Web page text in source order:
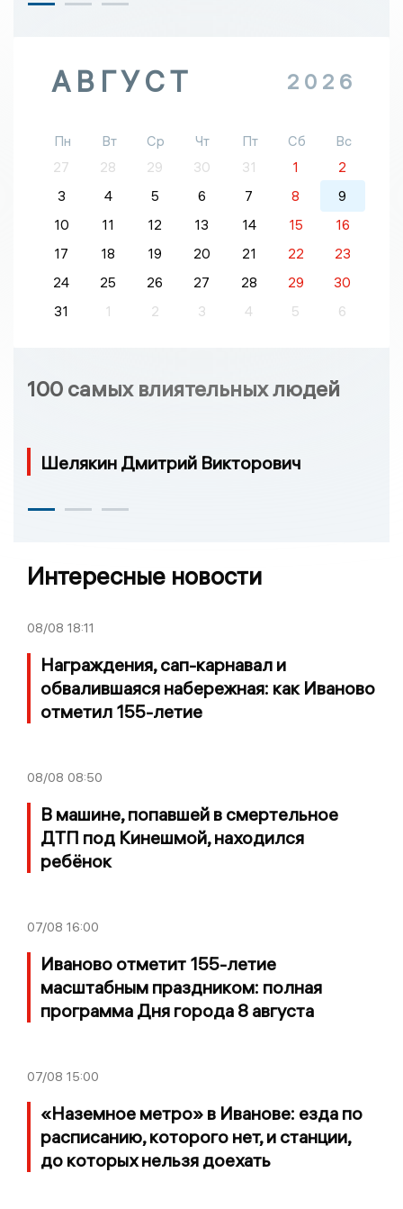
АВГУСТ 2026
Пн Вт Ср Чт Пт Сб
Вс
27
28 29 30 31 1
2
3
4 5 6 7 8
9
10
11 12 13 14 15
16
17
18 19 20 21 22
23
24
25 26 27 28 29
30
31
1 2 3 4 5 6
100 самых влиятельных людей
Шелякин Дмитрий Викторович
Интересные новости
08/08 18:11
Награждения, сап-карнавал и
обвалившаяся набережная: как Иваново
отметил 155-летие
08/08 08:50
В машине, попавшей в смертельное
ДТП под Кинешмой, находился
ребёнок
07/08 16:00
Иваново отметит 155-летие
масштабным праздником: полная
программа Дня города 8 августа
07/08 15:00
«Наземное метро» в Иванове: езда по
расписанию, которого нет, и станции,
до которых нельзя доехать